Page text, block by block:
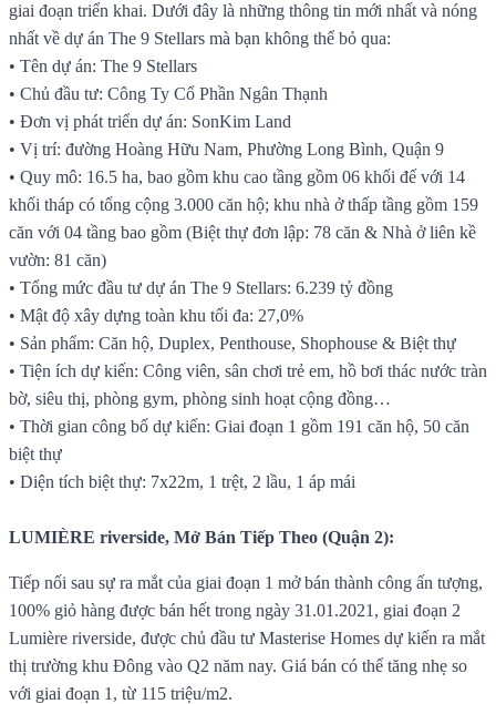
giai đoạn triển khai. Dưới đây là những thông tin mới nhất và nóng
nhất về dự án The 9 Stellars mà bạn không thể bỏ qua:
• Tên dự án: The 9 Stellars
• Chủ đầu tư: Công Ty Cổ Phần Ngân Thạnh
• Đơn vị phát triển dự án: SonKim Land
• Vị trí: đường Hoàng Hữu Nam, Phường Long Bình, Quận 9
• Quy mô: 16.5 ha, bao gồm khu cao tầng gồm 06 khối đế với 14
khối tháp có tổng cộng 3.000 căn hộ; khu nhà ở thấp tầng gồm 159
căn với 04 tầng bao gồm (Biệt thự đơn lập: 78 căn & Nhà ở liên kề
vườn: 81 căn)
• Tổng mức đầu tư dự án The 9 Stellars: 6.239 tỷ đồng
• Mật độ xây dựng toàn khu tối đa: 27,0%
• Sản phẩm: Căn hộ, Duplex, Penthouse, Shophouse & Biệt thự
• Tiện ích dự kiến: Công viên, sân chơi trẻ em, hồ bơi thác nước tràn
bờ, siêu thị, phòng gym, phòng sinh hoạt cộng đồng…
• Thời gian công bố dự kiến: Giai đoạn 1 gồm 191 căn hộ, 50 căn
biệt thự
• Diện tích biệt thự: 7x22m, 1 trệt, 2 lầu, 1 áp mái
LUMIÈRE riverside, Mở Bán Tiếp Theo (Quận 2):
Tiếp nối sau sự ra mắt của giai đoạn 1 mở bán thành công ấn tượng,
100% giỏ hàng được bán hết trong ngày 31.01.2021, giai đoạn 2
Lumière riverside, được chủ đầu tư Masterise Homes dự kiến ra mắt
thị trường khu Đông vào Q2 năm nay. Giá bán có thể tăng nhẹ so
với giai đoạn 1, từ 115 triệu/m2.